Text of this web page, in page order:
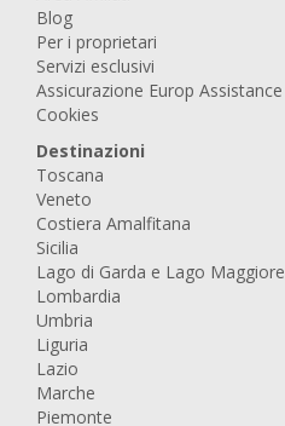
Blog
Per i proprietari
Servizi esclusivi
Assicurazione Europ Assistance
Cookies
Destinazioni
Toscana
Veneto
Costiera Amalfitana
Sicilia
Lago di Garda e Lago Maggiore
Lombardia
Umbria
Liguria
Lazio
Marche
Piemonte